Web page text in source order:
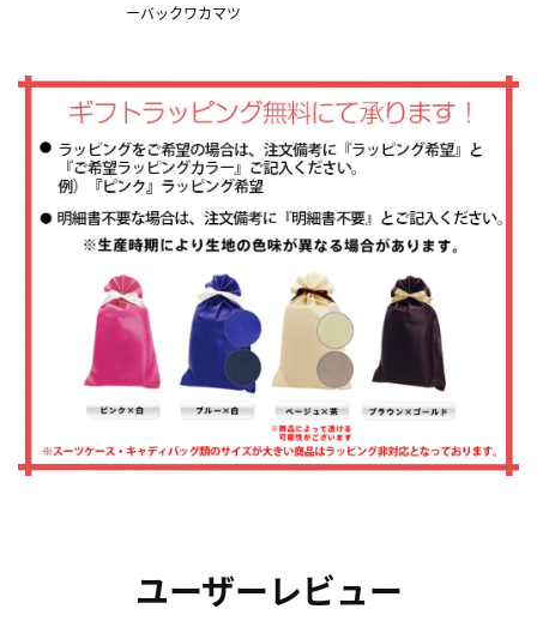
ーバックワカマツ
ユーザーレビュー